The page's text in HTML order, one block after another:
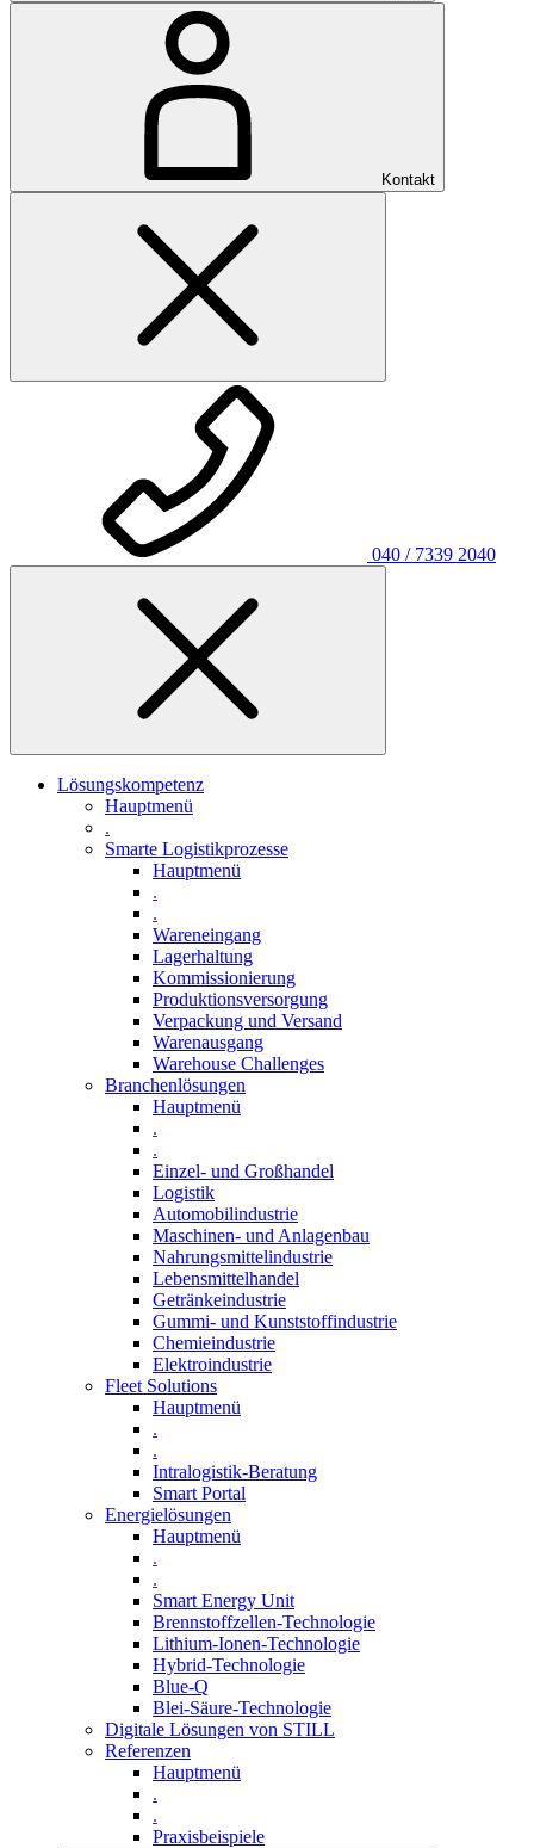
Kontakt
040 / 7339 2040
Lösungskompetenz
Hauptmenü
.
Smarte Logistikprozesse
Hauptmenü
.
.
Wareneingang
Lagerhaltung
Kommissionierung
Produktionsversorgung
Verpackung und Versand
Warenausgang
Warehouse Challenges
Branchenlösungen
Hauptmenü
.
.
Einzel- und Großhandel
Logistik
Automobilindustrie
Maschinen- und Anlagenbau
Nahrungsmittelindustrie
Lebensmittelhandel
Getränkeindustrie
Gummi­- und Kunststoffindustrie
Chemieindustrie
Elektroindustrie
Fleet Solutions
Hauptmenü
.
.
Intralogistik-Beratung
Smart Portal
Energielösungen
Hauptmenü
.
.
Smart Energy Unit
Brennstoffzellen-Technologie
Lithium-Ionen-Technologie
Hybrid-Technologie
Blue-Q
Blei-Säure-Technologie
Digitale Lösungen von STILL
Referenzen
Hauptmenü
.
.
Praxisbeispiele